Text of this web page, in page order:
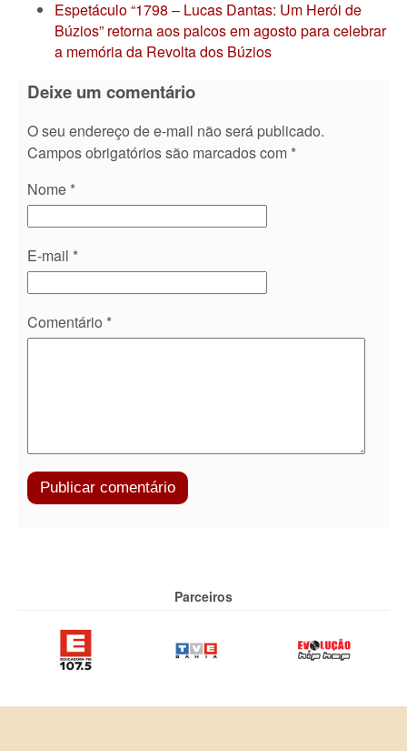
Espetáculo “1798 – Lucas Dantas: Um Herói de
Búzios” retorna aos palcos em agosto para celebrar
a memória da Revolta dos Búzios
Deixe um comentário
O seu endereço de e-mail não será publicado.
Campos obrigatórios são marcados com *
Nome *
E-mail *
Comentário *
Parceiros